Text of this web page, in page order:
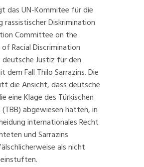
das UN-Kommitee für die
rassistischer Diskrimination
Committee on the
Racial Discrimination
deutsche Justiz für den
dem Fall Thilo Sarrazins. Die
die Ansicht, dass deutsche
eine Klage des Türkischen
(TBB) abgewiesen hatten, in
internationales Recht
und Sarrazins
als nicht